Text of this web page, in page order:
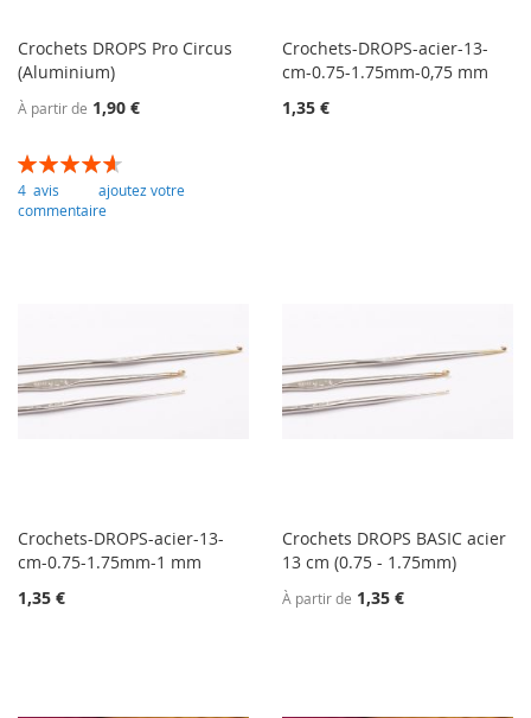
Crochets DROPS Pro Circus
(Aluminium)
À partir de 1,90 €
Évaluation:
93% of100
4 avis
ajoutez votre
commentaire
Crochets-DROPS-acier-13-
cm-0.75-1.75mm-0,75 mm
1,35 €
Crochets-DROPS-acier-13-
cm-0.75-1.75mm-1 mm
1,35 €
Crochets DROPS BASIC acier
13 cm (0.75 - 1.75mm)
À partir de 1,35 €